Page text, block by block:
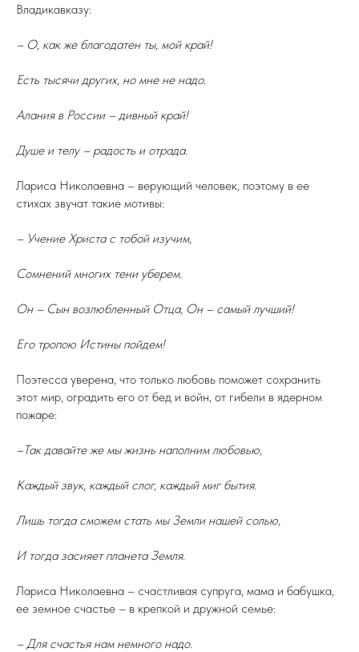
Владикавказу:
– О, как же благодатен ты, мой край!
Есть тысячи других, но мне не надо.
Алания в России – дивный край!
Душе и телу – радость и отрада.
Лариса Николаевна – верующий человек, поэтому в ее
стихах звучат такие мотивы:
– Учение Христа с тобой изучим,
Сомнений многих тени уберем.
Он – Сын возлюбленный Отца, Он – самый лучший!
Его тропою Истины пойдем!
Поэтесса уверена, что только любовь поможет сохранить
этот мир, оградить его от бед и войн, от гибели в ядерном
пожаре:
–Так давайте же мы жизнь наполним любовью,
Каждый звук, каждый слог, каждый миг бытия.
Лишь тогда сможем стать мы Земли нашей солью,
И тогда засияет планета Земля.
Лариса Николаевна – счастливая супруга, мама и бабушка,
ее земное счастье – в крепкой и дружной семье:
– Для счастья нам немного надо.